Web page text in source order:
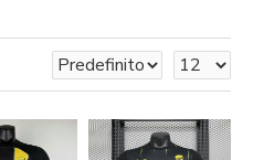
i prodotti possono essere
di ogni prodotto acquistato.